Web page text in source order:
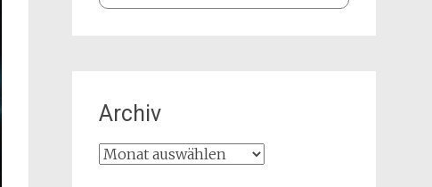
Archiv
Archiv